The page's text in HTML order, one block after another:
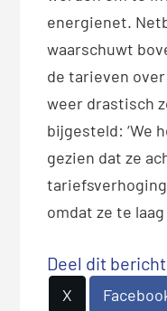
energienet.
waarschuwt
de tarieven
weer drastisch
bijgesteld: ‘We
gezien dat ze
omdat ze te laag
Deel dit
X